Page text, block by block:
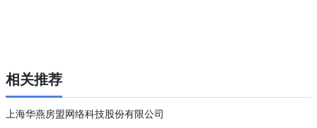
相关推荐
上海华燕房盟网络科技股份有限公司